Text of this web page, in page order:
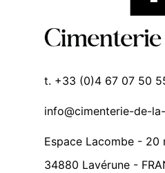
t. +33 (0)4 67 07 50
info@cimenterie-de-
Espace Lacombe - 20
34880 Lavérune -